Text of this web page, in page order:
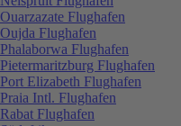
Ouarzazate Flughafen
Oujda Flughafen
Phalaborwa Flughafen
Pietermaritzburg Flughafen
Port Elizabeth Flughafen
Praia Intl. Flughafen
Rabat Flughafen